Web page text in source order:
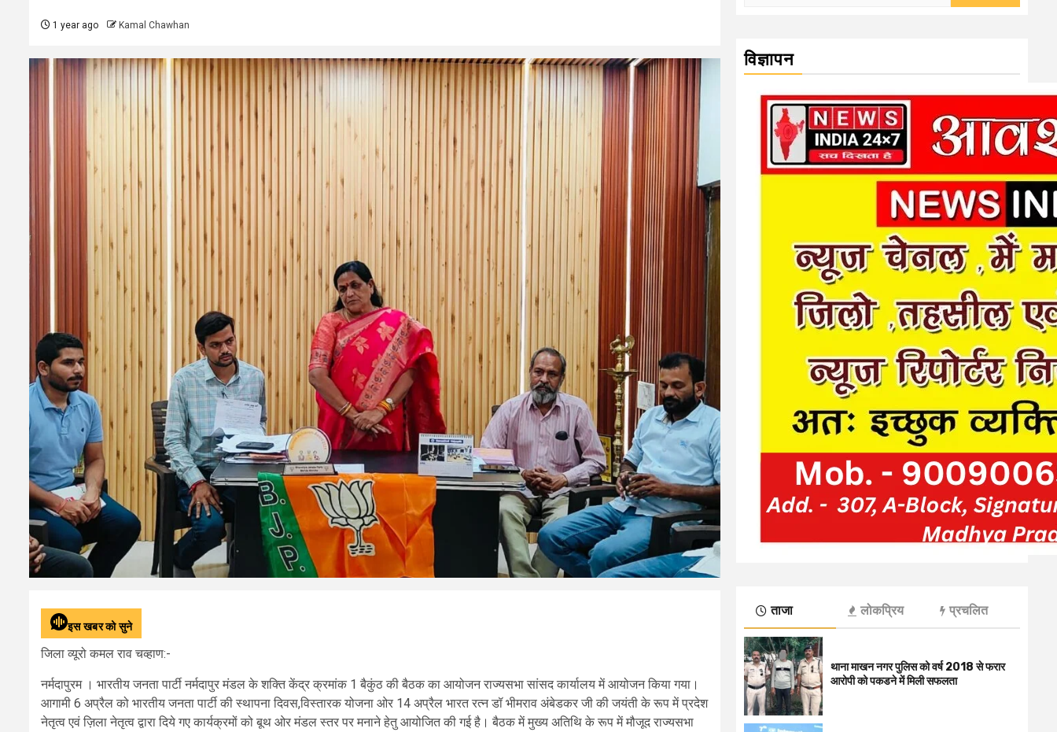
1 year ago Kamal Chawhan
इस खबर को सुने
जिला व्यूरो कमल राव चव्हाण:-
नर्मदापुरम । भारतीय जनता पार्टी नर्मदापुर मंडल के शक्ति केंद्र क्रमांक 1 बैकुंठ की बैठक का आयोजन राज्यसभा सांसद कार्यालय में आयोजन किया गया।
आगामी 6 अप्रैल को भारतीय जनता पार्टी की स्थापना दिवस,विस्तारक योजना ओर 14 अप्रैल भारत रत्न डॉ भीमराव अंबेडकर जी की जयंती के रूप में प्रदेश
नेतृत्व एवं ज़िला नेतृत्व द्वारा दिये गए कार्यक्रमों को बूथ ओर मंडल स्तर पर मनाने हेतु आयोजित की गई है। बैठक में मुख्य अतिथि के रूप में मौजूद राज्यसभा
विज्ञापन
ताजा लोकप्रिय प्रचलित
थाना माखन नगर पुलिस को वर्ष 2018 से फरार
आरोपी को पकडने में मिली सफलता